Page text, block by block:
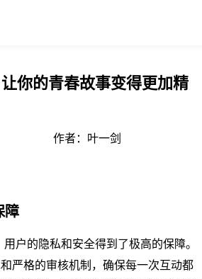
你的青春故事变得更加精
作者： 叶一剑
障
用户的隐私和安全得到了极高的保障。
严格的审核机制，确保每一次互动都